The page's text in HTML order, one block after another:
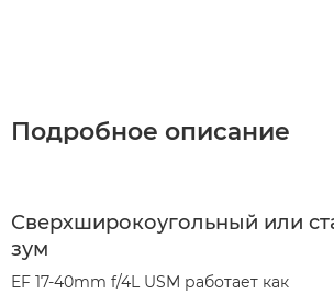
Подробное описание
Сверхширокоугольный или
зум
EF 17-40mm f/4L USM работает как